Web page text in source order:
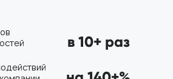
в 10+ раз